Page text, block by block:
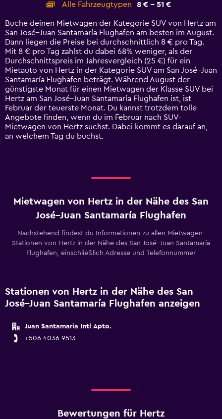
14
categories.
The
chart
has
1
Y
axis
displaying
values.
Range:
0
to
60.
Alle Fahrzeugtypen
8 € - 51 €
Buche deinen Mietwagen der Kategorie SUV von Hertz am
San José–Juan Santamaría Flughafen am besten im August.
Dann liegen die Preise bei durchschnittlich 8 € pro Tag.
Mit 8 € pro Tag zahlst du dabei 68% weniger, als der
Durchschnittspreis im Jahresvergleich (25 €) für ein
Mietauto von Hertz in der Kategorie SUV am San José–Juan
Santamaría Flughafen beträgt. Während August der
günstigste Monat für einen Mietwagen der Klasse SUV bei
Hertz am San José–Juan Santamaría Flughafen ist, ist
Februar der teuerste Monat. Du kannst trotzdem tolle
Angebote finden, wenn du im Februar nach SUV-
Mietwagen von Hertz suchst. Dabei kommt es darauf an,
an welchem Tag du buchst.
Mietwagen von Hertz in der Nähe des San
José–Juan Santamaría Flughafen
Nachstehend findest du Informationen zu allen Mietwagen-
Stationen von Hertz in der Nähe des San José–Juan Santamaría
Flughafen, einschließlich Adresse und Telefonnummer
Stationen von Hertz in der Nähe des San
José–Juan Santamaría Flughafen anzeigen
Juan Santamaria Intl Apto.
+506 4036 9513
Bewertungen für Hertz